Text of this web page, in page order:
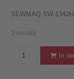
SEWMAQ SW-
2 vorrätig
SEWMAQ
In